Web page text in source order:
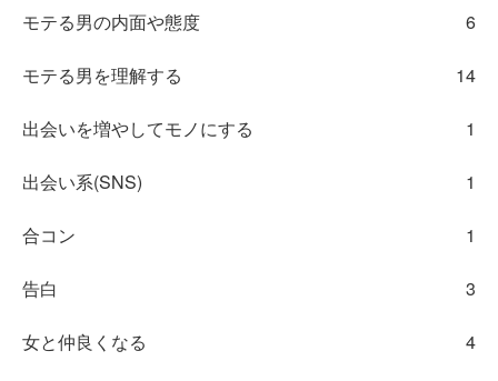
モテる男の内面や態度 6
モテる男を理解する 14
出会いを増やしてモノにする 1
出会い系(SNS) 1
合コン 1
告白 3
女と仲良くなる 4